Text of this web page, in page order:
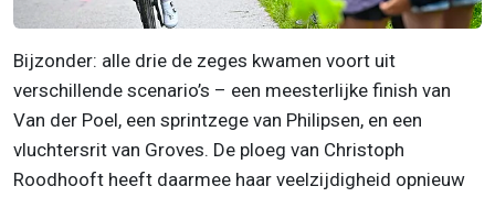
Bijzonder: alle drie de zeges kwamen voort uit
verschillende scenario’s – een meesterlijke finish van
Van der Poel, een sprintzege van Philipsen, en een
vluchtersrit van Groves. De ploeg van Christoph
Roodhooft heeft daarmee haar veelzijdigheid opnieuw